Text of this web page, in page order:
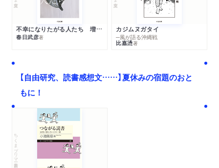
不幸になりたがる人たち 増補新版
春日武彦著
カジムヌガタイ
─風が語る沖縄戦
比嘉慂著
【自由研究、読書感想文……】夏休みの宿題のおと
もに！
ちくまプリマー新書